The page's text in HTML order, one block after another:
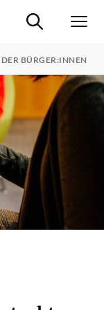
Suche ein-/
BÜRGER:INNEN